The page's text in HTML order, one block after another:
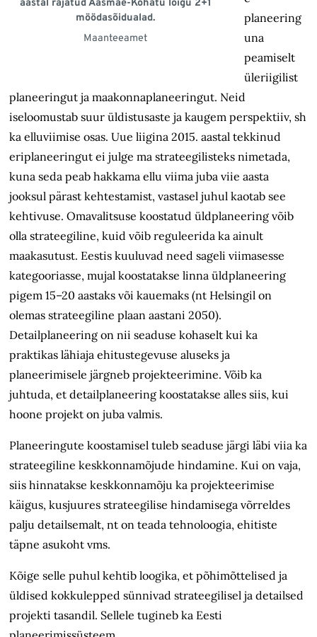
aastal rajatud Ääsmäe-Kohatu lõigu 2+1
möödasõidualad.
Maanteeamet
planeering
una
peamiselt
üleriigilist
planeeringut ja maakonnaplaneeringut. Neid
iseloomustab suur üldistusaste ja kaugem perspektiiv, sh
ka elluviimise osas. Uue liigina 2015. aastal tekkinud
eriplaneeringut ei julge ma strateegilisteks nimetada,
kuna seda peab hakkama ellu viima juba viie aasta
jooksul pärast kehtestamist, vastasel juhul kaotab see
kehtivuse. Omavalitsuse koostatud üldplaneering võib
olla strateegiline, kuid võib reguleerida ka ainult
maakasutust. Eestis kuuluvad need sageli viimasesse
kategooriasse, mujal koostatakse linna üldplaneering
pigem 15–20 aastaks või kauemaks (nt Helsingil on
olemas strateegiline plaan aastani 2050).
Detailplaneering on nii seaduse kohaselt kui ka
praktikas lähiaja ehitustegevuse aluseks ja
planeerimisele järgneb projekteerimine. Võib ka
juhtuda, et detailplaneering koostatakse alles siis, kui
hoone projekt on juba valmis.
Planeeringute koostamisel tuleb seaduse järgi läbi viia ka
strateegiline keskkonnamõjude hindamine. Kui on vaja,
siis hinnatakse keskkonnamõju ka projekteerimise
käigus, kusjuures strateegilise hindamisega võrreldes
palju detailsemalt, nt on teada tehnoloogia, ehitiste
täpne asukoht vms.
Kõige selle puhul kehtib loogika, et põhimõttelised ja
üldised kokkulepped sünnivad strateegilisel ja detailsed
projekti tasandil. Sellele tugineb ka Eesti